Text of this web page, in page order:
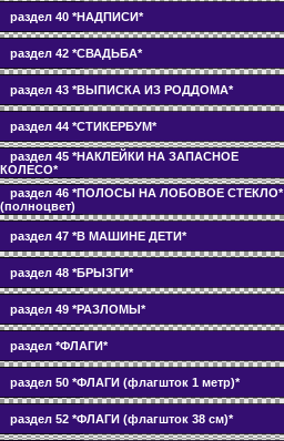
раздел 40 *НАДПИСИ*
раздел 42 *СВАДЬБА*
раздел 43 *ВЫПИСКА ИЗ РОДДОМА*
раздел 44 *СТИКЕРБУМ*
раздел 45 *НАКЛЕЙКИ НА ЗАПАСНОЕ
КОЛЕСО*
раздел 46 *ПОЛОСЫ НА ЛОБОВОЕ СТЕКЛО*
(полноцвет)
раздел 47 *В МАШИНЕ ДЕТИ*
раздел 48 *БРЫЗГИ*
раздел 49 *РАЗЛОМЫ*
раздел *ФЛАГИ*
раздел 50 *ФЛАГИ (флагшток 1 метр)*
раздел 52 *ФЛАГИ (флагшток 38 см)*